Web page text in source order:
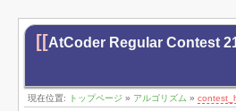
[[AtCoder Regular Contest
現在位置: トップページ » アルゴリズム »